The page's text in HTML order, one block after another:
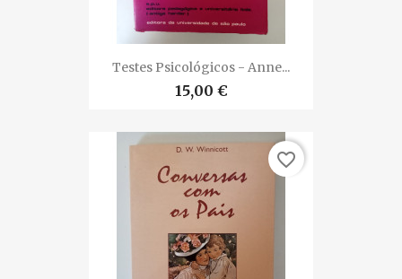
Testes Psicológicos - Anne...
15,00 €
favorite_border